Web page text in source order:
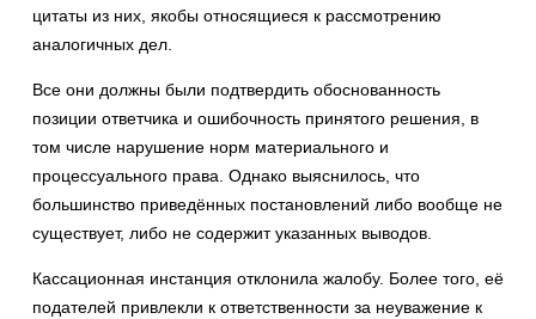
цитаты из них, якобы относящиеся к рассмотрению
аналогичных дел.
Все они должны были подтвердить обоснованность
позиции ответчика и ошибочность принятого решения, в
том числе нарушение норм материального и
процессуального права. Однако выяснилось, что
большинство приведённых постановлений либо вообще не
существует, либо не содержит указанных выводов.
Кассационная инстанция отклонила жалобу. Более того, её
подателей привлекли к ответственности за неуважение к